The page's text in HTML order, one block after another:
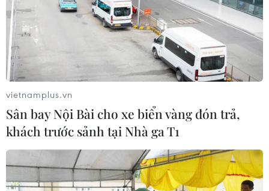
vietnamplus.vn
Sân bay Nội Bài cho xe biển vàng đón trả,
khách trước sảnh tại Nhà ga T1